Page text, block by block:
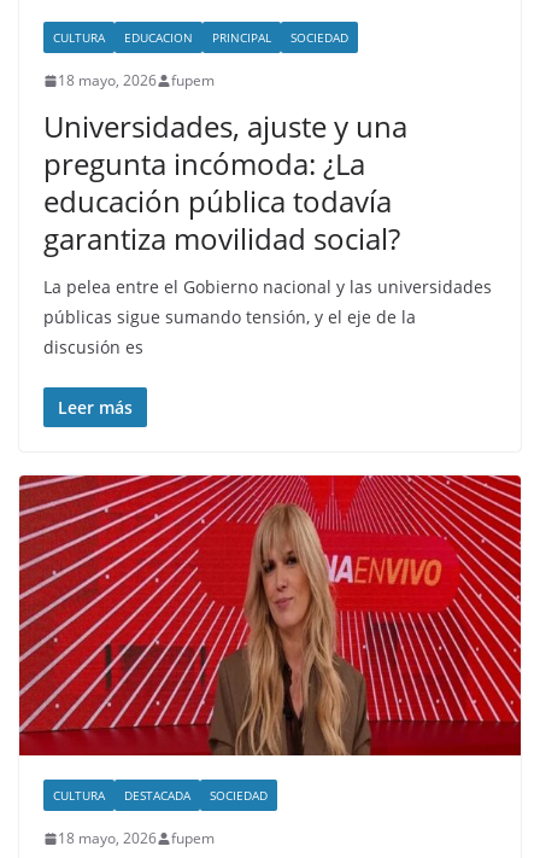
CULTURA EDUCACION PRINCIPAL SOCIEDAD
18 mayo, 2026 fupem
Universidades, ajuste y una
pregunta incómoda: ¿La
educación pública todavía
garantiza movilidad social?
La pelea entre el Gobierno nacional y las universidades
públicas sigue sumando tensión, y el eje de la
discusión es
Leer más
CULTURA DESTACADA SOCIEDAD
18 mayo, 2026 fupem